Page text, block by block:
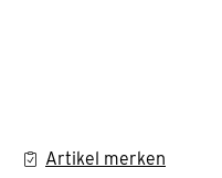
Artikel merken